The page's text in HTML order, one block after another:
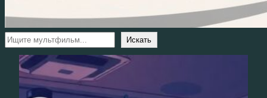
Поиск Искать